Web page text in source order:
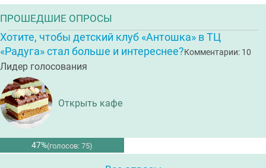
ПРОШЕДШИЕ ОПРОСЫ
Хотите, чтобы детский клуб «Антошка» в ТЦ
«Радуга» стал больше и интереснее?Комментарии: 10
Лидер голосования
Открыть кафе
47%(голосов: 75)